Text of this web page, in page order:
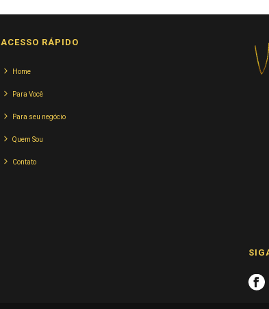
ACESSO RÁPIDO
Home
Para Você
Para seu negócio
Quem Sou
Contato